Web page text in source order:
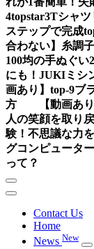
4topstar3Tシャツ
ステップで完成
合わない】糸調
100均の手ぬぐ
にも！ JUKIミシ
画あり】 top-9ブ
方 【動画あり
人の笑顔を取り
験！不思議な力
グコンピュータ
って？
Contact Us
Home
News New